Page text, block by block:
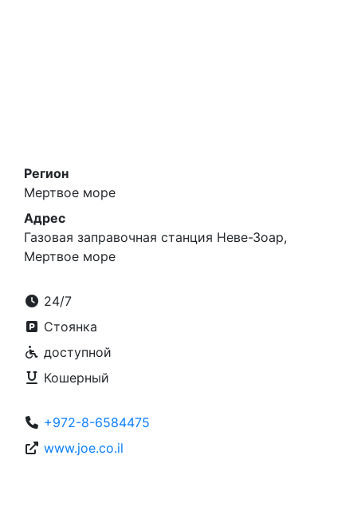
Регион
Мертвое море
Адрес
Газовая заправочная станция Неве-Зоар,
Мертвое море
24/7
Стоянка
доступной
Кошерный
+972-8-6584475
www.joe.co.il